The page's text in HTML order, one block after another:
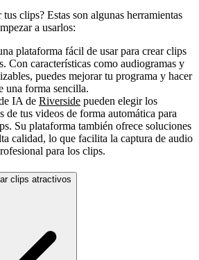
clips? Estas son algunas herramientas
a usarlos:
plataforma fácil de usar para crear clips
Con características como audiogramas y
puedes mejorar tu programa y hacer
una forma sencilla.
IA de Riverside pueden elegir los
de tus videos de forma automática para
Su plataforma también ofrece soluciones
calidad, lo que facilita la captura de audio
para los clips.
clips atractivos